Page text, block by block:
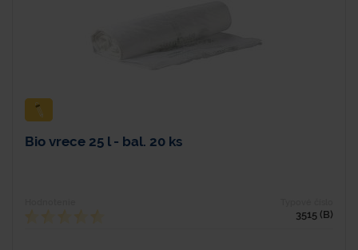
Bio vrece 25 l - bal. 20 ks
3515 (B)